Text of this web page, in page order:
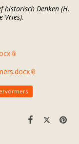
historisch Denken (H.
Vries).